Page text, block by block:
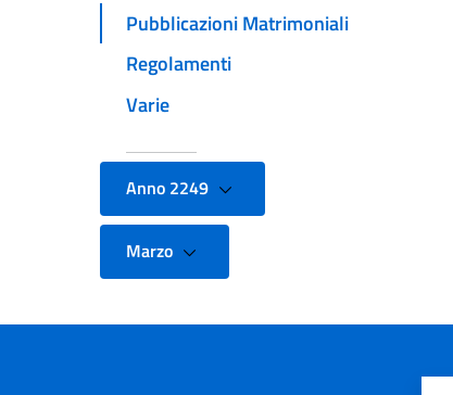
Pubblicazioni Matrimoniali
Regolamenti
Varie
Anno 2249
Marzo